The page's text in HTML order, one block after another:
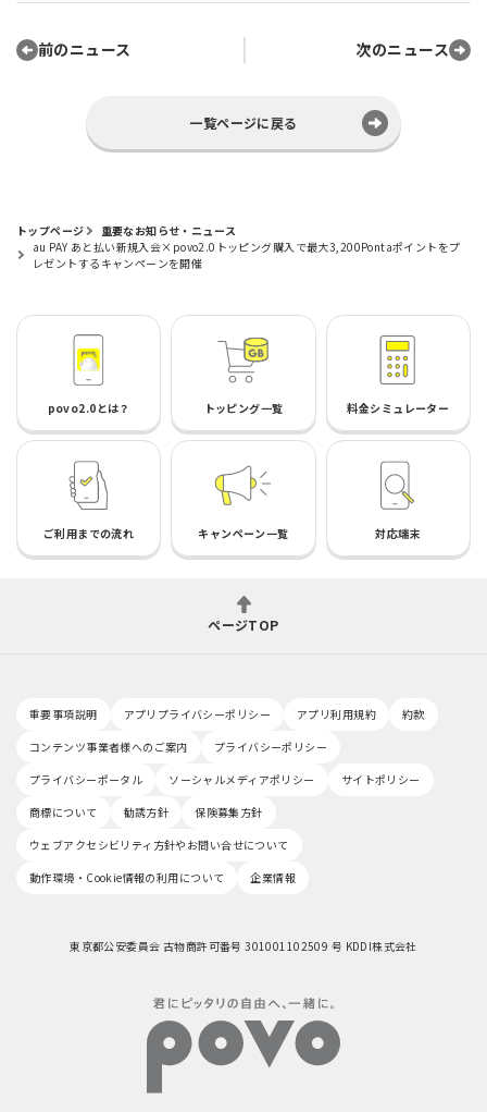
前のニュース 次のニュース
一覧ページに戻る
トップページ
重要なお知らせ・ニュース
au PAY あと払い新規入会×povo2.0トッピング購入で最大3,200Pontaポイントをプ
レゼントするキャンペーンを開催
povo2.0とは？ トッピング一覧 料金シミュレーター
ご利用までの流れ キャンペーン一覧 対応端末
ページTOP
重要事項説明 アプリプライバシーポリシー アプリ利用規約
約款
コンテンツ事業者様へのご案内
プライバシーポリシー
プライバシーポータル
ソーシャルメディアポリシー
サイトポリシー
商標について
勧誘方針
保険募集方針
ウェブアクセシビリティ方針やお問い合せについて
動作環境・Cookie情報の利用について
企業情報
東京都公安委員会 古物商許可番号 301001102509 号 KDDI株式会社